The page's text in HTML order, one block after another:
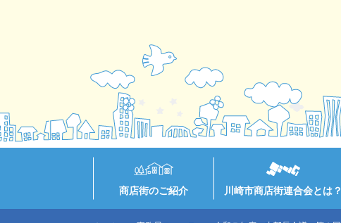
商店街のご紹介 川崎市商店街連合会とは？